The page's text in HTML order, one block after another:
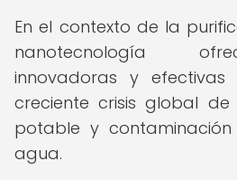
En el contexto de la
nanotecnología
innovadoras y
creciente crisis global
potable y
agua.